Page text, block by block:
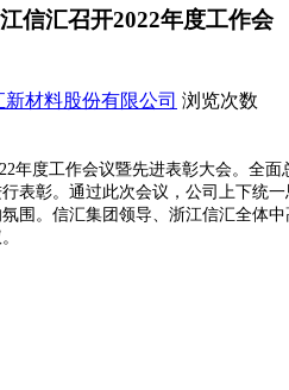
信汇召开2022年度工作会
材料股份有限公司 浏览次数
年度工作会议暨先进表彰大会。全面
表彰。通过此次会议，公司上下统
围。信汇集团领导、浙江信汇全体